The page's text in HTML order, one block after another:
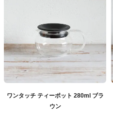
レ
ン
ド
ワンタッチ ティーポット 280ml ブラ
ウン